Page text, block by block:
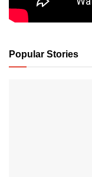
Popular Stories